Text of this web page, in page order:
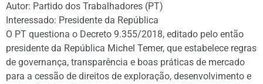
Autor: Partido dos Trabalhadores (PT)
Interessado: Presidente da República
O PT questiona o Decreto 9.355/2018, editado pelo então
presidente da República Michel Temer, que estabelece regras
de governança, transparência e boas práticas de mercado
para a cessão de direitos de exploração, desenvolvimento e